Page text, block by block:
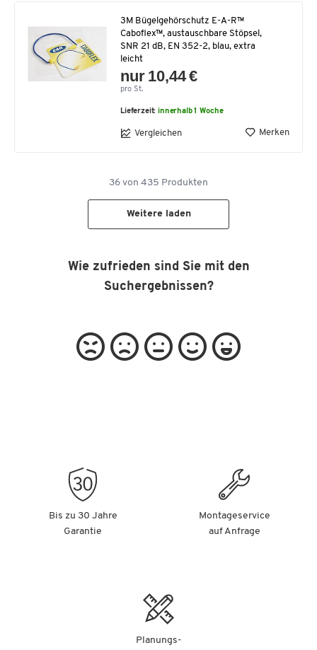
3M Bügelgehörschutz E-A-R™
Caboflex™, austauschbare Stöpsel,
SNR 21 dB, EN 352-2, blau, extra
leicht
nur 10,44 €
pro St.
Lieferzeit:innerhalb 1 Woche
Vergleichen Merken
36 von 435 Produkten
Weitere laden
Wie zufrieden sind Sie mit den
Suchergebnissen?
Bis zu 30 Jahre
Garantie
Montageservice
auf Anfrage
Planungs-